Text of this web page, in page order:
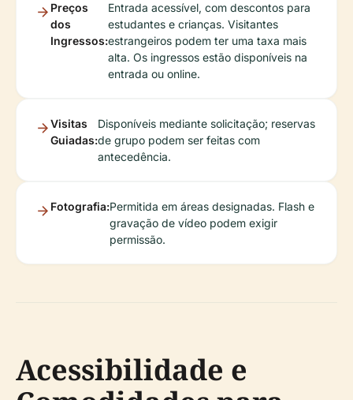
Preços
dos
Ingressos:
Entrada acessível, com descontos para
estudantes e crianças. Visitantes
estrangeiros podem ter uma taxa mais
alta. Os ingressos estão disponíveis na
entrada ou online.
Visitas
Guiadas:
Disponíveis mediante solicitação; reservas
de grupo podem ser feitas com
antecedência.
Fotografia:Permitida em áreas designadas. Flash e
gravação de vídeo podem exigir
permissão.
Acessibilidade e